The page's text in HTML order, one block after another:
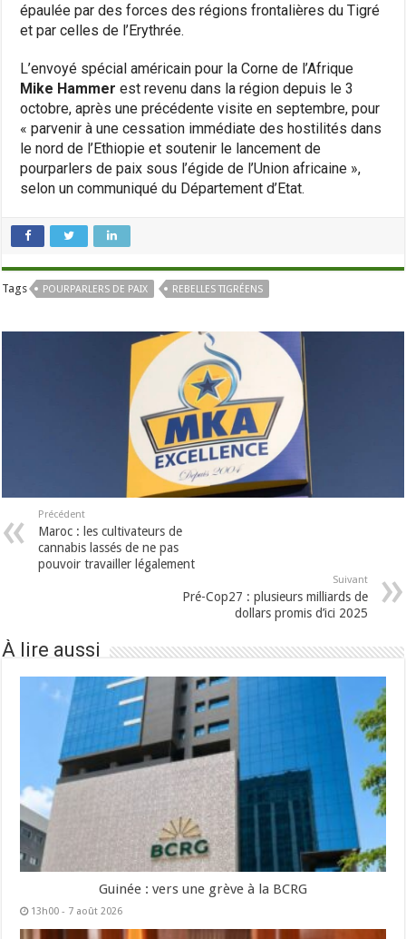
épaulée par des forces des régions frontalières du Tigré
et par celles de l’Erythrée.
L’envoyé spécial américain pour la Corne de l’Afrique
Mike Hammer est revenu dans la région depuis le 3
octobre, après une précédente visite en septembre, pour
« parvenir à une cessation immédiate des hostilités dans
le nord de l’Ethiopie et soutenir le lancement de
pourparlers de paix sous l’égide de l’Union africaine »,
selon un communiqué du Département d’Etat.
Tags POURPARLERS DE PAIX REBELLES TIGRÉENS
Précédent
Maroc : les cultivateurs de
cannabis lassés de ne pas
pouvoir travailler légalement
Suivant
Pré-Cop27 : plusieurs milliards de
dollars promis d’ici 2025
À lire aussi
Guinée : vers une grève à la BCRG
13h00 - 7 août 2026